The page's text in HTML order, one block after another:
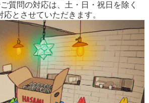
質問の対応は、土・日・祝日を除く
とさせていただきます。